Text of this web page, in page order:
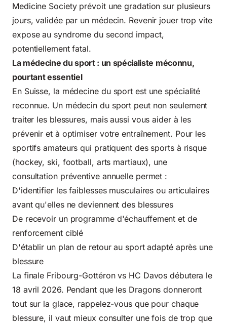
Medicine Society prévoit une gradation sur plusieurs
jours, validée par un médecin. Revenir jouer trop vite
expose au syndrome du second impact,
potentiellement fatal.
La médecine du sport : un spécialiste méconnu,
pourtant essentiel
En Suisse, la médecine du sport est une spécialité
reconnue. Un médecin du sport peut non seulement
traiter les blessures, mais aussi vous aider à les
prévenir et à optimiser votre entraînement. Pour les
sportifs amateurs qui pratiquent des sports à risque
(hockey, ski, football, arts martiaux), une
consultation préventive annuelle permet :
D'identifier les faiblesses musculaires ou articulaires
avant qu'elles ne deviennent des blessures
De recevoir un programme d'échauffement et de
renforcement ciblé
D'établir un plan de retour au sport adapté après une
blessure
La finale Fribourg-Gottéron vs HC Davos débutera le
18 avril 2026. Pendant que les Dragons donneront
tout sur la glace, rappelez-vous que pour chaque
blessure, il vaut mieux consulter une fois de trop que